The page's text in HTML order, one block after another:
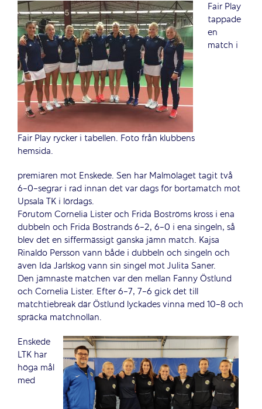
Fair Play rycker i tabellen. Foto från klubbens
hemsida.
Fair Play
tappade
en
match i
premiären mot Enskede. Sen har Malmölaget tagit två
6-0-segrar i rad innan det var dags för bortamatch mot
Upsala TK i lördags.
Förutom Cornelia Lister och Frida Boströms kross i ena
dubbeln och Frida Bostrands 6-2, 6-0 i ena singeln, så
blev det en siffermässigt ganska jämn match. Kajsa
Rinaldo Persson vann både i dubbeln och singeln och
även Ida Jarlskog vann sin singel mot Julita Saner.
Den jämnaste matchen var den mellan Fanny Östlund
och Cornelia Lister. Efter 6-7, 7-6 gick det till
matchtiebreak där Östlund lyckades vinna med 10-8 och
spräcka matchnollan.
Enskede
LTK har
höga mål
med